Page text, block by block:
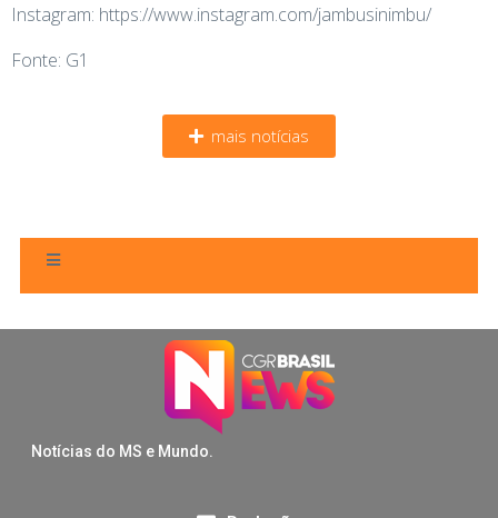
Instagram: https://www.instagram.com/jambusinimbu/
Fonte: G1
mais notícias
Notícias do MS e Mundo.